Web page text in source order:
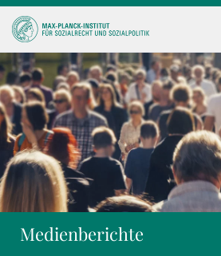
Medienberichte